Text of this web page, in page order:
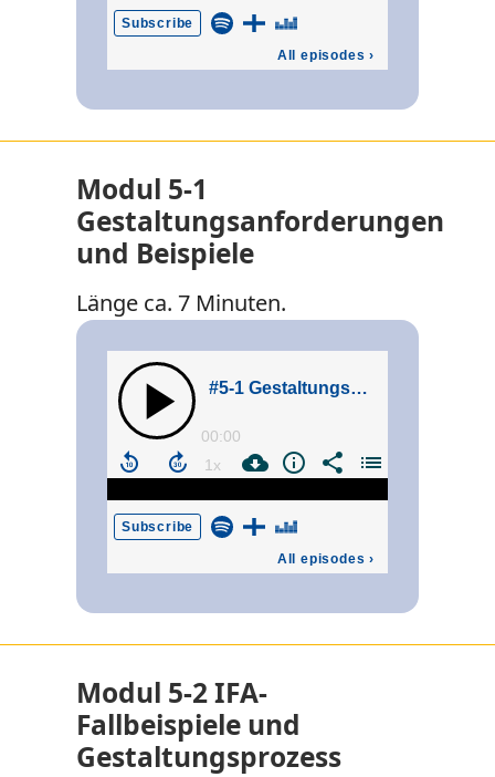
Modul 5-1
Gestaltungsanforderungen
und Beispiele
Länge ca. 7 Minuten.
Modul 5-2 IFA-
Fallbeispiele und
Gestaltungsprozess